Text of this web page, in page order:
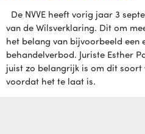
De NVVE heeft vorig jaar 3
van de Wilsverklaring. Dit om
het belang van bijvoorbeeld een
behandelverbod. Juriste Esther
juist zo belangrijk is om dit
voordat het te laat is.